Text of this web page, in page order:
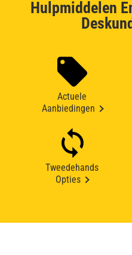
Hulpmiddelen
Actuele
Aanbiedingen
Tweedehands
Opties